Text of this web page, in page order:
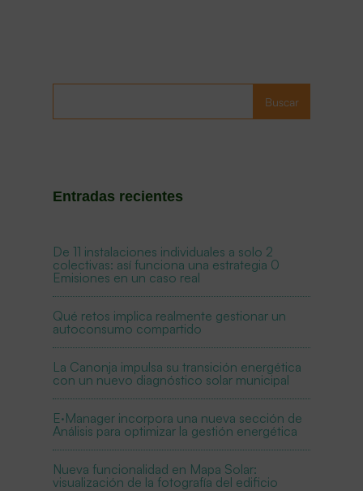
Buscar
Entradas recientes
De 11 instalaciones individuales a solo 2
colectivas: así funciona una estrategia 0
Emisiones en un caso real
Qué retos implica realmente gestionar un
autoconsumo compartido
La Canonja impulsa su transición energética
con un nuevo diagnóstico solar municipal
E·Manager incorpora una nueva sección de
Análisis para optimizar la gestión energética
Nueva funcionalidad en Mapa Solar:
visualización de la fotografía del edificio